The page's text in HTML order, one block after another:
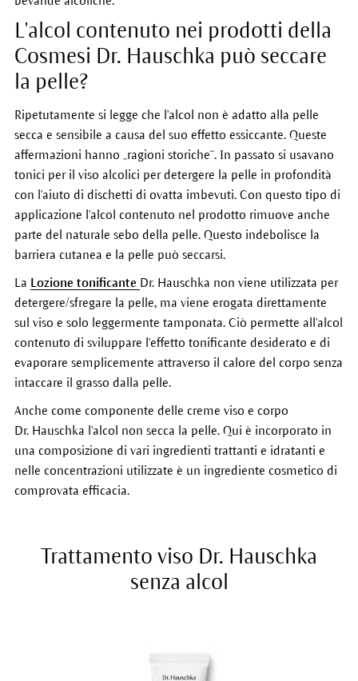
L'alcol contenuto nei prodotti della
Cosmesi Dr. Hauschka può seccare
la pelle?
Ripetutamente si legge che l'alcol non è adatto alla pelle
secca e sensibile a causa del suo effetto essiccante. Queste
affermazioni hanno „ragioni storiche“. In passato si usavano
tonici per il viso alcolici per detergere la pelle in profondità
con l'aiuto di dischetti di ovatta imbevuti. Con questo tipo di
applicazione l'alcol contenuto nel prodotto rimuove anche
parte del naturale sebo della pelle. Questo indebolisce la
barriera cutanea e la pelle può seccarsi.
La Lozione tonificante Dr. Hauschka non viene utilizzata per
detergere/sfregare la pelle, ma viene erogata direttamente
sul viso e solo leggermente tamponata. Ciò permette all'alcol
contenuto di sviluppare l'effetto tonificante desiderato e di
evaporare semplicemente attraverso il calore del corpo senza
intaccare il grasso dalla pelle.
Anche come componente delle creme viso e corpo
Dr. Hauschka l'alcol non secca la pelle. Qui è incorporato in
una composizione di vari ingredienti trattanti e idratanti e
nelle concentrazioni utilizzate è un ingrediente cosmetico di
comprovata efficacia.
Trattamento viso Dr. Hauschka
senza alcol